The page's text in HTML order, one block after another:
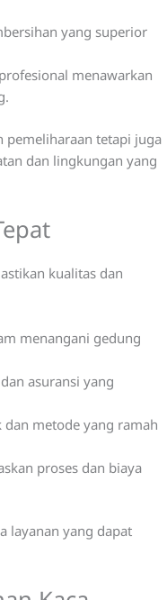
yang superior
menawarkan
pemeliharaan tetapi juga
dan lingkungan yang
kualitas dan
menangani gedung
asuransi yang
metode yang ramah
proses dan biaya
layanan yang dapat